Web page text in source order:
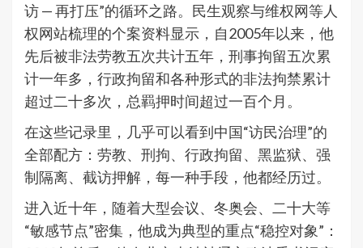
访 — 再打压”的循环之路。民生观察与维权网等人
权网站梳理的个案资料显示，自2005年以来，他
先后被非法劳教五次共计五年，刑事拘留五次累
计一年多，行政拘留和各种形式的非法拘禁累计
超过二十多次，总羁押时间超过一百个月。
在这些记录里，几乎可以看到中国“访民治理”的
全部配方：劳教、刑拘、行政拘留、黑监狱、强
制隔离、截访押解，每一种手段，他都经历过。
进入近十年，随着大型会议、冬奥会、二十大等
“敏感节点”密集，他成为典型的重点“稳控对象”：